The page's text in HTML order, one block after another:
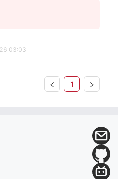
03:03
1